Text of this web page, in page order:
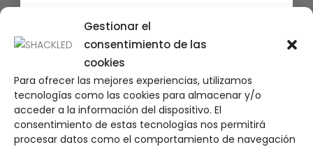
Gestionar el
consentimiento de las
cookies
Para ofrecer las mejores experiencias, utilizamos
tecnologías como las cookies para almacenar y/o
acceder a la información del dispositivo. El
consentimiento de estas tecnologías nos permitirá
procesar datos como el comportamiento de navegación
Only for the coolest
10% de DTO en tu primer pedido
Únete anuestra comunidady descubre antes que
nadie nuestros próximos drops, noticias y restocks